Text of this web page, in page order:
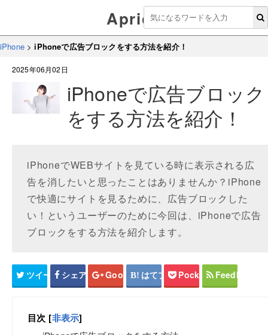
Aprico
iPhone>iPhoneで広告ブロックをする方法を紹介！
2025年06月02日
iPhoneで広告ブロック
をする方法を紹介！
iPhoneでWEBサイトを見ている時に表示される広
告を消したいと思ったことはありませんか？iPhone
で快適にサイトを見るために、広告ブロックした
い！というユーザーのために今回は、iPhoneで広告
ブロックをする方法を紹介します。
ツイート シェア Google+ はてブ Pocket Feedly
目次 [非表示]